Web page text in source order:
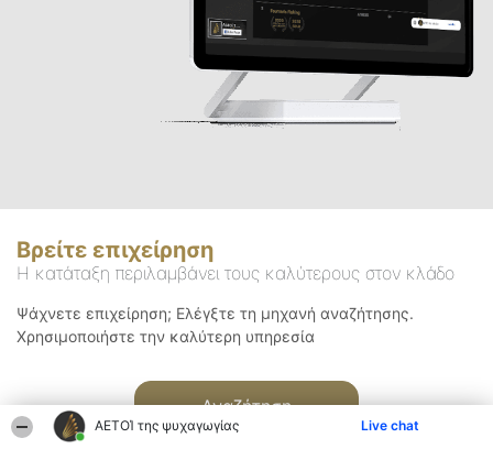
ΑΕΤΟΊ της ψυχαγωγίας Live chat
Βρείτε επιχείρηση
Η κατάταξη περιλαμβάνει τους καλύτερους στον κλάδο
Ψάχνετε επιχείρηση; Ελέγξτε τη μηχανή αναζήτησης.
Χρησιμοποιήστε την καλύτερη υπηρεσία
Αναζήτηση